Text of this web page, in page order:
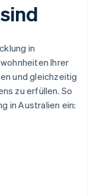
in
Ihrer
und gleichzeitig
zu erfüllen. So
in Australien ein: